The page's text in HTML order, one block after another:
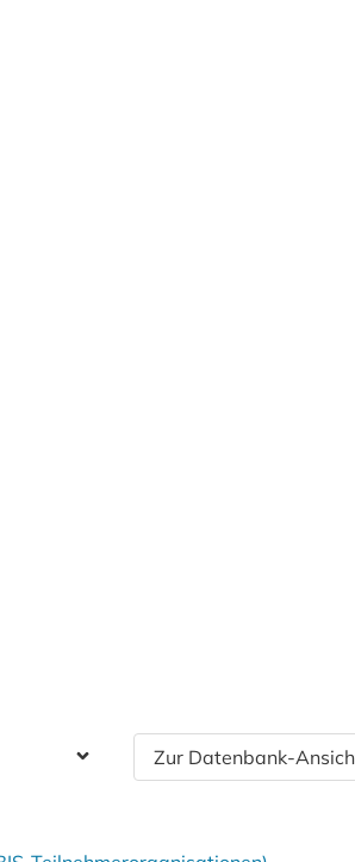
Zur Datenbank-